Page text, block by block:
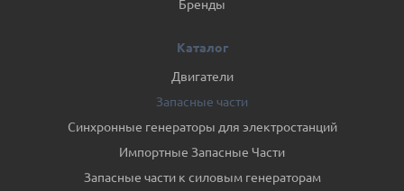
Бренды
Каталог
Двигатели
Запасные части
Синхронные генераторы для электростанций
Импортные Запасные Части
Запасные части к силовым генераторам